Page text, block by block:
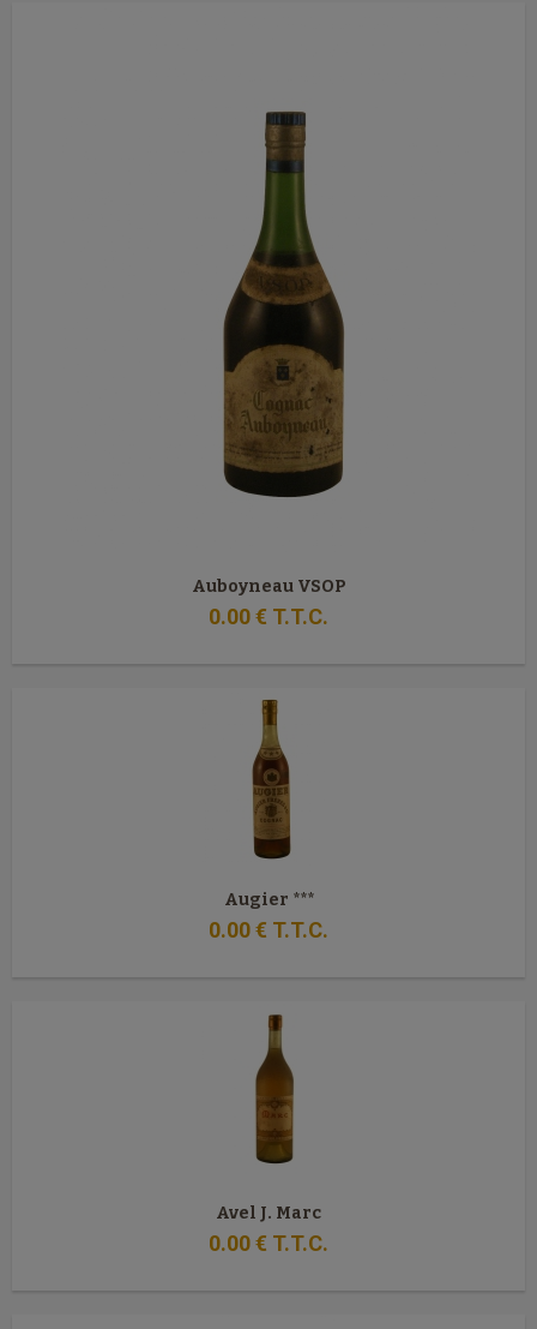
Auboyneau VSOP
0.00€ T.T.C.
Augier ***
0.00€ T.T.C.
Avel J. Marc
0.00€ T.T.C.